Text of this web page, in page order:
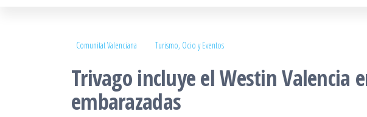
Comunitat Valenciana Turismo, Ocio y Eventos
Trivago incluye el Westin Valencia
embarazadas